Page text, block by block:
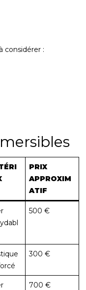
considérer :
PRIX
APPROXIM
ATIF
500 €
300 €
700 €